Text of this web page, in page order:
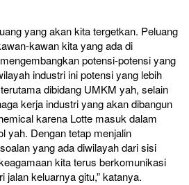
yang akan kita tergetkan. Peluang
kawan kita yang ada di
potensi-potensi yang
industri ini potensi yang lebih
dibidang UMKM yah, selain
kerja industri yang akan dibangun
karena Lotte masuk dalam
yah. Dengan tetap menjalin
yang ada diwilayah dari sisi
kita terus berkomunikasi
keluarnya gitu,” katanya.